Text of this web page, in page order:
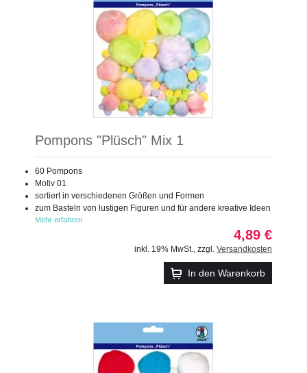
Pompons "Plüsch" Mix 1
60 Pompons
Motiv 01
sortiert in verschiedenen Größen und Formen
zum Basteln von lustigen Figuren und für andere kreative Ideen
Mehr erfahren
4,89 €
inkl. 19% MwSt. zzgl. Versandkosten
In den Warenkorb